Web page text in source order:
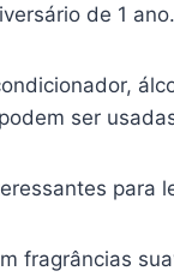
de 1 ano.
ser
para
fragrâncias